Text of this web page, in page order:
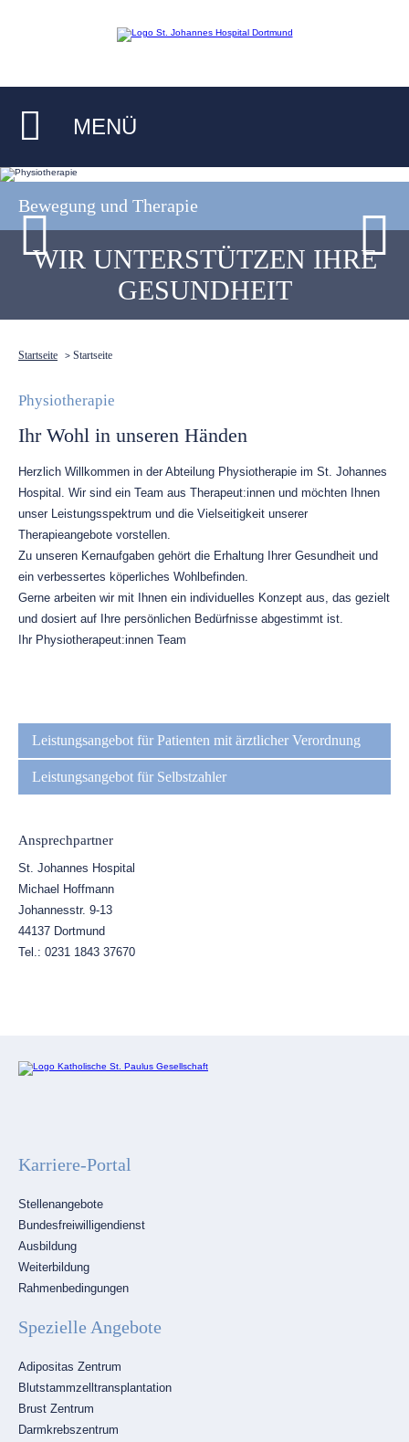
MENÜ
WIR UNTERSTÜTZEN IHRE
GESUNDHEIT
Bewegung und Therapie
Startseite > Startseite
Physiotherapie
Ihr Wohl in unseren Händen
Herzlich Willkommen in der Abteilung Physiotherapie im St. Johannes
Hospital. Wir sind ein Team aus Therapeut:innen und möchten Ihnen
unser Leistungsspektrum und die Vielseitigkeit unserer
Therapieangebote vorstellen.
Zu unseren Kernaufgaben gehört die Erhaltung Ihrer Gesundheit und
ein verbessertes köperliches Wohlbefinden.
Gerne arbeiten wir mit Ihnen ein individuelles Konzept aus, das gezielt
und dosiert auf Ihre persönlichen Bedürfnisse abgestimmt ist.
Ihr Physiotherapeut:innen Team
überspringen
Leistungsangebot für Patienten mit ärztlicher Verordnung
Leistungsangebot für Selbstzahler
Ansprechpartner
St. Johannes Hospital
Michael Hoffmann
Johannesstr. 9-13
44137 Dortmund
Tel.: 0231 1843 37670
Karriere-Portal
Navigation
überspringen
Stellenangebote
Bundesfreiwilligendienst
Ausbildung
Weiterbildung
Rahmenbedingungen
Spezielle Angebote
Navigation
überspringen
Adipositas Zentrum
Blutstammzelltransplantation
Brust Zentrum
Darmkrebszentrum